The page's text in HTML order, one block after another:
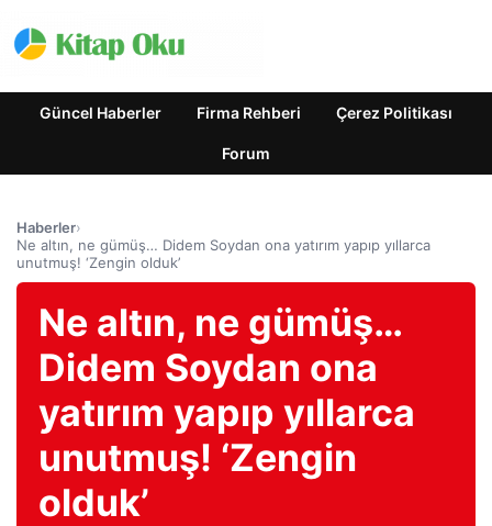
Güncel Haberler Firma Rehberi Çerez Politikası
Forum
Haberler›
Ne altın, ne gümüş… Didem Soydan ona yatırım yapıp yıllarca
unutmuş! ‘Zengin olduk’
Ne altın, ne gümüş…
Didem Soydan ona
yatırım yapıp yıllarca
unutmuş! ‘Zengin
olduk’